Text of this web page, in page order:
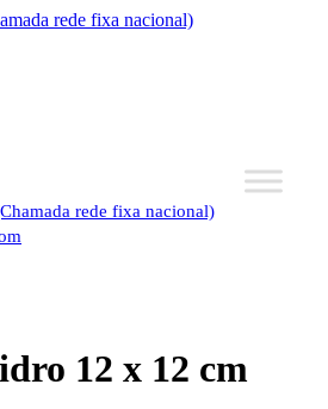
rede fixa nacional)
rede fixa nacional)
12 x 12 cm